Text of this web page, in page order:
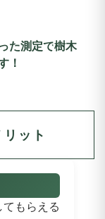
た測定で樹木
！
ット
もらえる